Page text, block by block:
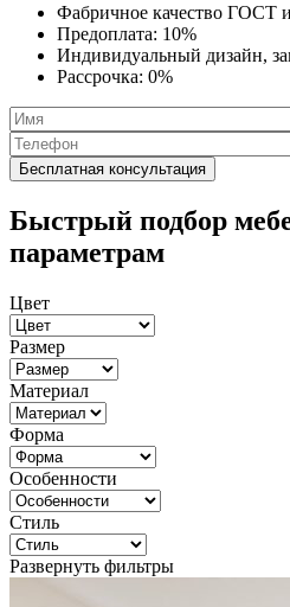
Фабричное качество ГОСТ и
Предоплата: 10%
Индивидуальный дизайн,
Рассрочка: 0%
Быстрый подбор
параметрам
Цвет
Размер
Материал
Форма
Особенности
Стиль
Развернуть фильтры